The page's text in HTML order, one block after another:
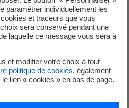
à respecter (extrait de la
paramétrer individuellement les
et traceurs que vous
sera conservé pendant une
laquelle ce message vous sera à
et modifier votre choix à tout
politique de cookies, également
lien « cookies » en bas de page.